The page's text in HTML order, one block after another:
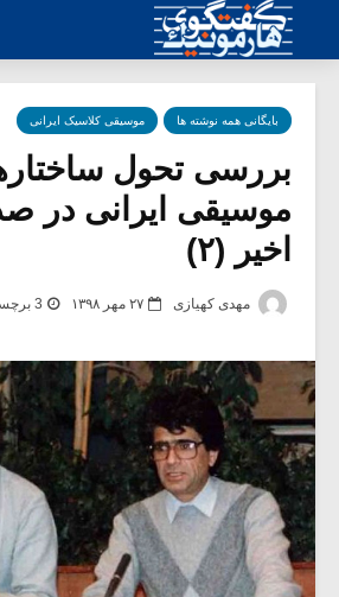
بایگانی همه نوشته ها موسیقی کلاسیک ایرانی
بررسی تحول
موسیقی ایرانی در
اخیر (۲)
مهدی کهیازی ۲۷ مهر ۱۳۹۸ 3 برچسب -